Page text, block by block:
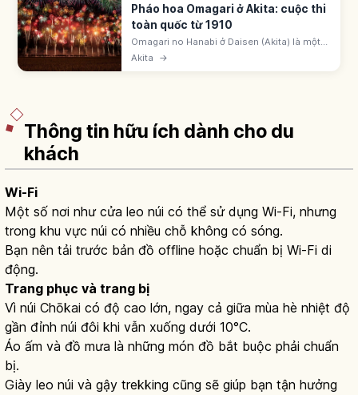
Pháo hoa Omagari ở Akita: cuộc thi
toàn quốc từ 1910
Omagari no Hanabi ở Daisen (Akita) là một
trong ba đại hội pháo hoa lớn Nhật Bản, từ
Akita →
Thông tin hữu ích dành cho du
khách
Wi-Fi
Một số nơi như cửa leo núi có thể sử dụng Wi-Fi, nhưng
trong khu vực núi có nhiều chỗ không có sóng.
Bạn nên tải trước bản đồ offline hoặc chuẩn bị Wi-Fi di
động.
Trang phục và trang bị
Vì núi Chōkai có độ cao lớn, ngay cả giữa mùa hè nhiệt độ
gần đỉnh núi đôi khi vẫn xuống dưới 10°C.
Áo ấm và đồ mưa là những món đồ bắt buộc phải chuẩn
bị.
Giày leo núi và gậy trekking cũng sẽ giúp bạn tận hưởng